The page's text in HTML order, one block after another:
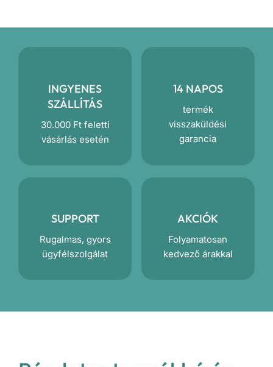
INGYENES
SZÁLLÍTÁS
30.000 Ft feletti
vásárlás esetén
14 NAPOS
termék
visszaküldési
garancia
SUPPORT
Rugalmas, gyors
ügyfélszolgálat
AKCIÓK
Folyamatosan
kedvező árakkal